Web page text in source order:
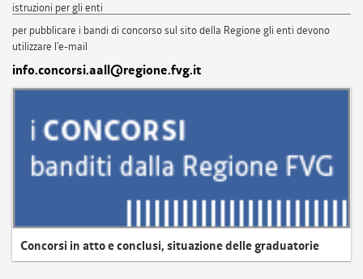
istruzioni per gli enti
per pubblicare i bandi di concorso sul sito della Regione gli enti devono
utilizzare l'e-mail
info.concorsi.aall@regione.fvg.it
Concorsi in atto e conclusi, situazione delle graduatorie